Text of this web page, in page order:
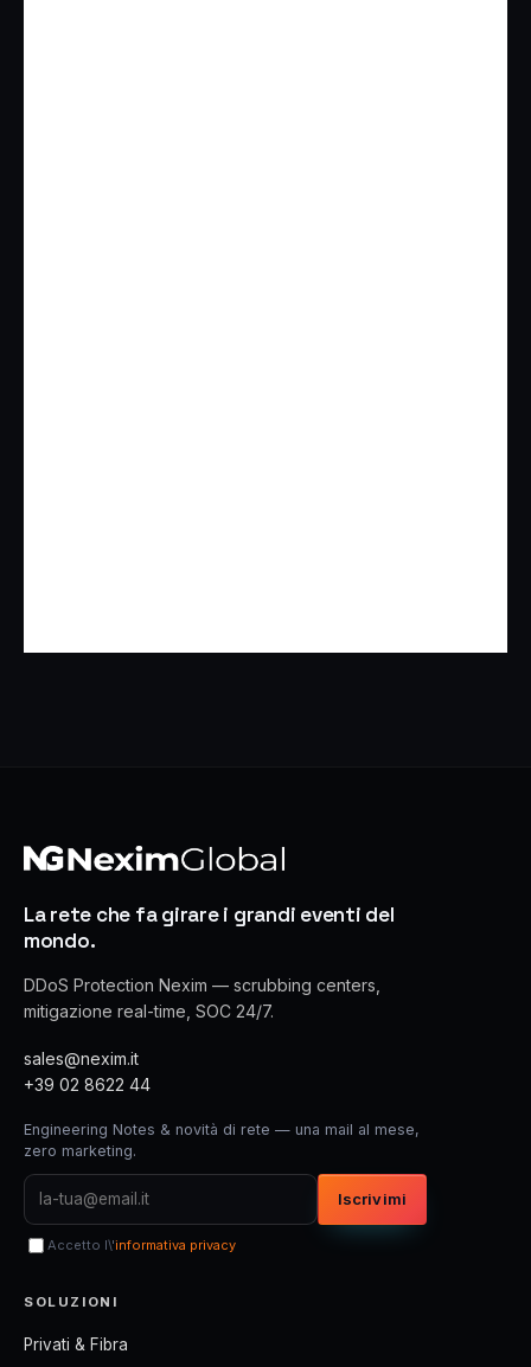
La rete che fa girare i grandi eventi del
mondo.
DDoS Protection Nexim — scrubbing centers,
mitigazione real-time, SOC 24/7.
sales@nexim.it
+39 02 8622 44
Engineering Notes & novità di rete — una mail al mese,
zero marketing.
Iscrivimi
Accetto l\'informativa privacy
SOLUZIONI
Privati & Fibra